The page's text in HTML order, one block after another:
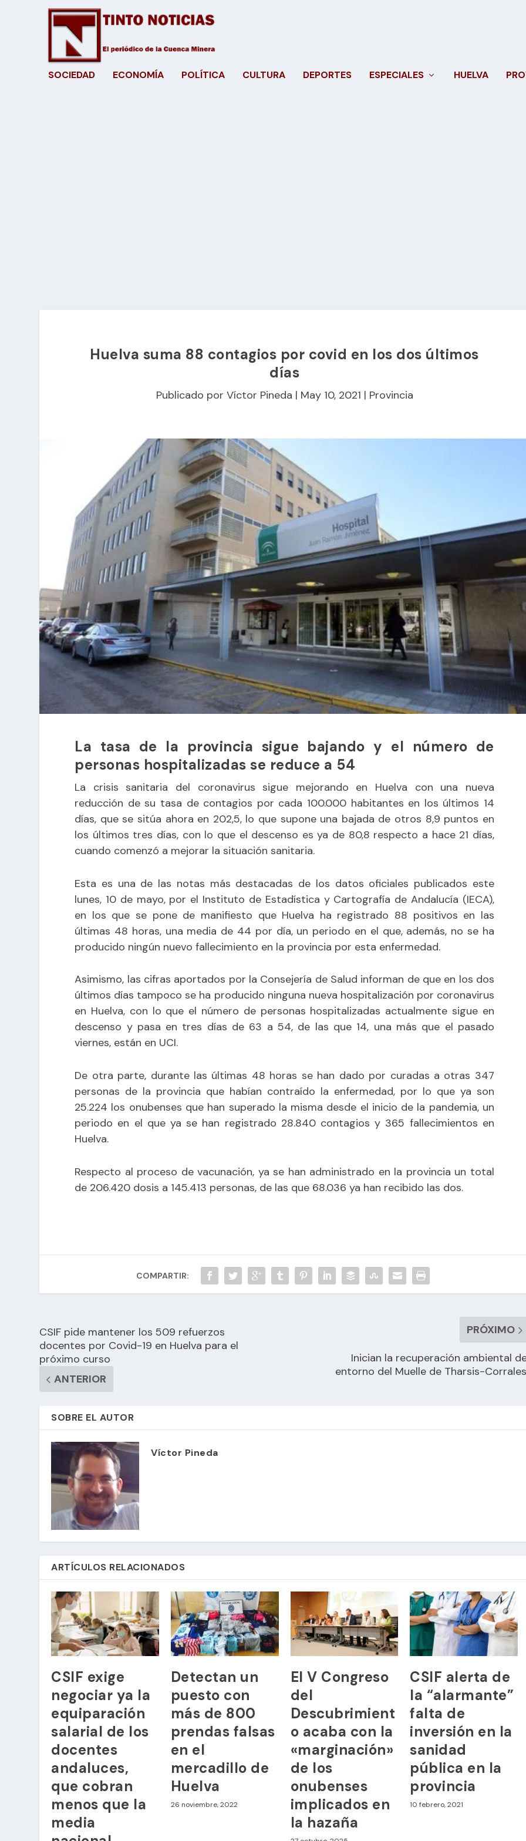
SOCIEDAD ECONOMÍA POLÍTICA CULTURA DEPORTES ESPECIALES HUELVA
Huelva suma 88 contagios por covid en los dos últimos
días
Publicado por Víctor Pineda | May 10, 2021 | Provincia
La tasa de la provincia sigue bajando y el número de
personas hospitalizadas se reduce a 54
La crisis sanitaria del coronavirus sigue mejorando en Huelva con una nueva
reducción de su tasa de contagios por cada 100.000 habitantes en los últimos 14
días, que se sitúa ahora en 202,5, lo que supone una bajada de otros 8,9 puntos en
los últimos tres días, con lo que el descenso es ya de 80,8 respecto a hace 21 días,
cuando comenzó a mejorar la situación sanitaria.
Esta es una de las notas más destacadas de los datos oficiales publicados este
lunes, 10 de mayo, por el Instituto de Estadística y Cartografía de Andalucía (IECA),
en los que se pone de manifiesto que Huelva ha registrado 88 positivos en las
últimas 48 horas, una media de 44 por día, un periodo en el que, además, no se ha
producido ningún nuevo fallecimiento en la provincia por esta enfermedad.
Asimismo, las cifras aportados por la Consejería de Salud informan de que en los dos
últimos días tampoco se ha producido ninguna nueva hospitalización por coronavirus
en Huelva, con lo que el número de personas hospitalizadas actualmente sigue en
descenso y pasa en tres días de 63 a 54, de las que 14, una más que el pasado
viernes, están en UCI.
De otra parte, durante las últimas 48 horas se han dado por curadas a otras 347
personas de la provincia que habían contraído la enfermedad, por lo que ya son
25.224 los onubenses que han superado la misma desde el inicio de la pandemia, un
periodo en el que ya se han registrado 28.840 contagios y 365 fallecimientos en
Huelva.
Respecto al proceso de vacunación, ya se han administrado en la provincia un total
de 206.420 dosis a 145.413 personas, de las que 68.036 ya han recibido las dos.
COMPARTIR:
CSIF pide mantener los 509 refuerzos
docentes por Covid-19 en Huelva para el
próximo curso
ANTERIOR
PRÓXIMO
Inician la recuperación ambiental
entorno del Muelle de Tharsis-
SOBRE EL AUTOR
Víctor Pineda
ARTÍCULOS RELACIONADOS
CSIF exige
negociar ya la
equiparación
salarial de los
docentes
andaluces,
que cobran
menos que la
media
Detectan un
puesto con
más de 800
prendas falsas
en el
mercadillo de
Huelva
26 noviembre, 2022
El V Congreso
del
Descubrimient
o acaba con la
«marginación»
de los
onubenses
implicados en
la hazaña
CSIF alerta de
la “alarmante”
falta de
inversión en la
sanidad
pública en la
provincia
10 febrero, 2021